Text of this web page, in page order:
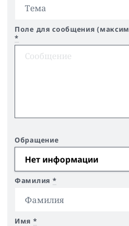
Поле для сообщения
*
Обращение
Фамилия *
Имя *